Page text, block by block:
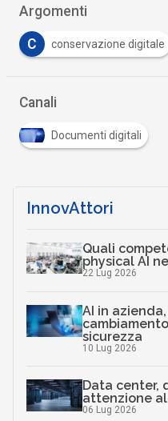
Argomenti
C conservazione
Canali
Documenti digitali
InnovAttori
Quali
physical AI
22 Lug 2026
AI in
sicurezza
10 Lug 2026
Data center,
attenzione
06 Lug 2026